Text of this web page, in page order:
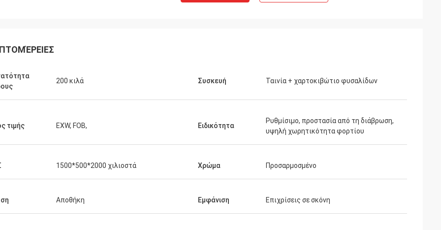
200 κιλά Συσκευή Ταινία + χαρτοκιβώτιο φυσαλίδων
τιμής EXW, FOB, Ειδικότητα
Ρυθμίσιμο, προστασία από τη διάβρωση,
υψηλή χωρητικότητα φορτίου
1500*500*2000 χιλιοστά Χρώμα Προσαρμοσμένο
Αποθήκη Εμφάνιση Επιχρίσεις σε σκόνη